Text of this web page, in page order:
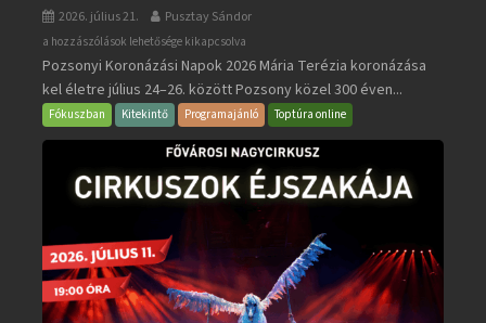
2026. július 21. Pusztay Sándor
Pozsonyi
Koronázási
Napok
bejegyzéshez
a hozzászólások lehetősége kikapcsolva
Pozsonyi Koronázási Napok 2026 Mária Terézia koronázása
kel életre július 24–26. között Pozsony közel 300 éven...
Fókuszban Kitekintő Programajánló Toptúra online